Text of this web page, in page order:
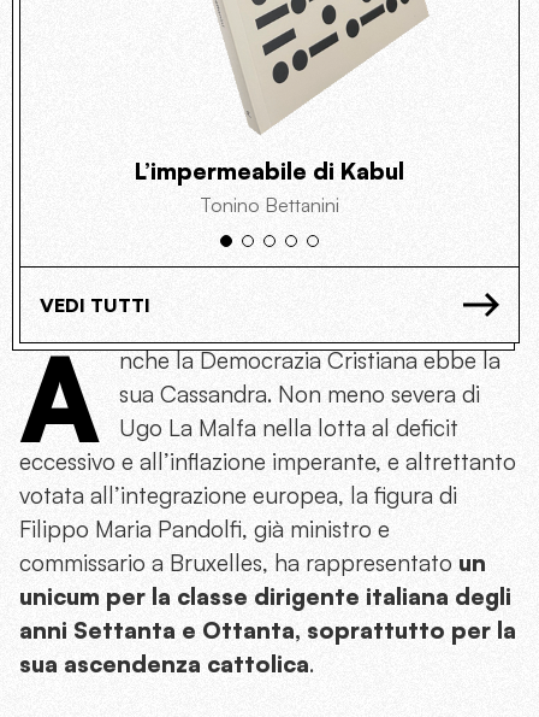
L’impermeabile di Kabul
Tonino Bettanini
VEDI TUTTI
A
nche la Democrazia Cristiana ebbe la
sua Cassandra. Non meno severa di
Ugo La Malfa nella lotta al deficit
eccessivo e all’inflazione imperante, e altrettanto
votata all’integrazione europea, la figura di
Filippo Maria Pandolfi, già ministro e
commissario a Bruxelles, ha rappresentato un
unicum per la classe dirigente italiana degli
anni Settanta e Ottanta, soprattutto per la
sua ascendenza cattolica.